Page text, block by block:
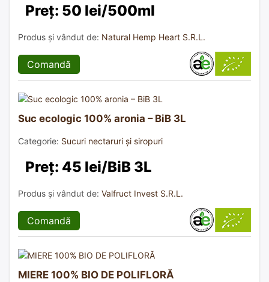
Preț: 50 lei/500ml
Produs și vândut de: Natural Hemp Heart S.R.L.
Comandă
Suc ecologic 100% aronia – BiB 3L
Categorie: Sucuri nectaruri și siropuri
Preț: 45 lei/BiB 3L
Produs și vândut de: Valfruct Invest S.R.L.
Comandă
MIERE 100% BIO DE POLIFLORĂ